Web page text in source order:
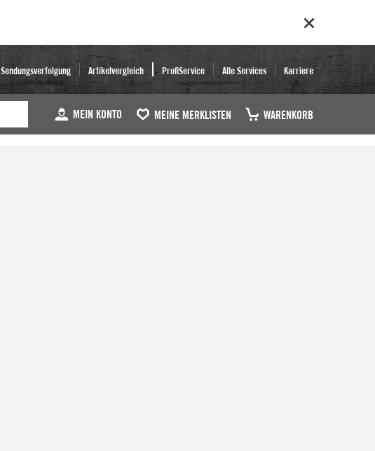
Sendungsverfolgung Artikelvergleich ProfiService Alle Services Karriere
MEIN KONTO MEINE MERKLISTEN WARENKORB